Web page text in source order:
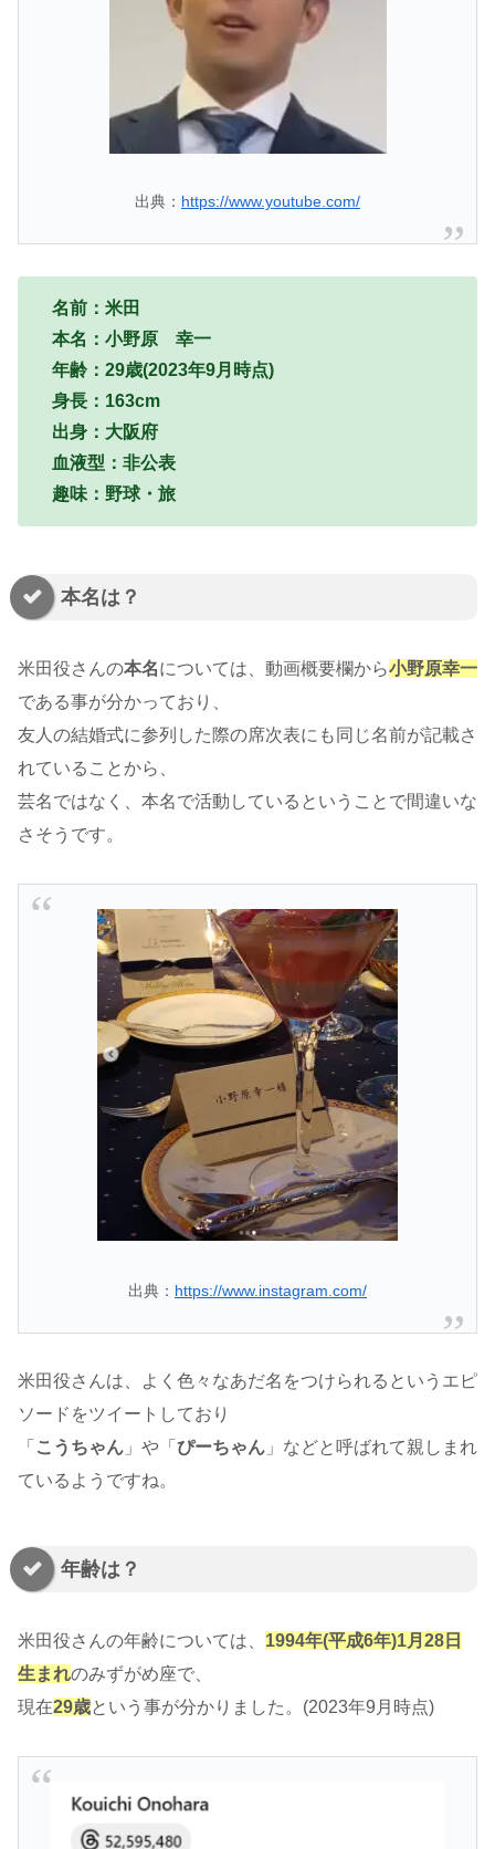
出典： https://www.youtube.com/
名前：米田
本名：小野原 幸一
年齢：29歳(2023年9月時点)
身長：163cm
出身：大阪府
血液型：非公表
趣味：野球・旅
本名は？
米田役さんの本名については、動画概要欄から小野原幸一
である事が分かっており、
友人の結婚式に参列した際の席次表にも同じ名前が記載さ
れていることから、
芸名ではなく、本名で活動しているということで間違いな
さそうです。
出典： https://www.instagram.com/
米田役さんは、よく色々なあだ名をつけられるというエピ
ソードをツイートしており
「 こうちゃん 」や「 ぴーちゃん 」などと呼ばれて親しまれ
ているようですね。
年齢は？
米田役さんの年齢については、 1994年(平成6年)1月28日
生まれのみずがめ座で、
現在29歳という事が分かりました。(2023年9月時点)